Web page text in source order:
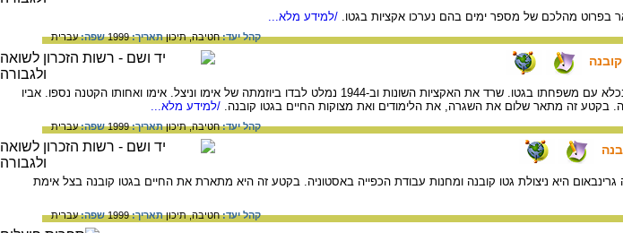
מהלכם של מספר ימים בהם נערכו אקציות בגטו. /למידע מלא...
קהל יעד:חטיבה,תיכוןתאריך:1999 שפה:עברית
שלום (קפלן) אילתי נולד בקובנה שבליטא בשנת 1933. ב-1941 נכלא עם משפחתו בגטו. שרד את האקציות השונות וב-1944 נמלט לבדו ביוזמתה של אימו וניצל. אימו ואחותו הקטנה נספו. אביו
בקטע זה מתאר שלום את השגרה, את הלימודים ואת מצוקות החיים בגטו קובנה. /למידע מלא...
קהל יעד:חטיבה,תיכוןתאריך:1999 שפה:עברית
היא ניצולת גטו קובנה ומחנות עבודת הכפייה באסטוניה. בקטע זה היא מתארת את החיים בגטו קובנה בצל אימת
קהל יעד:חטיבה,תיכוןתאריך:1999 שפה:עברית